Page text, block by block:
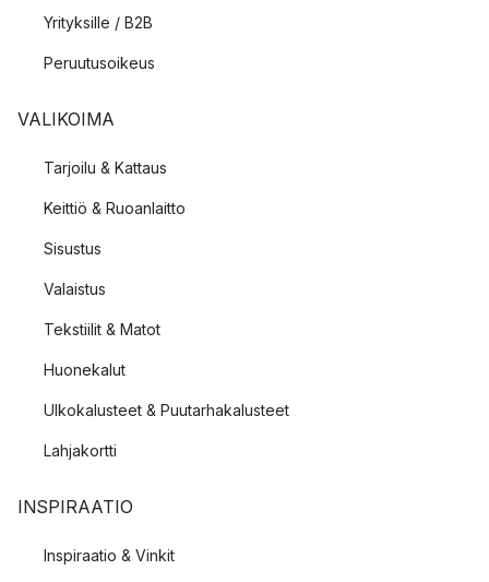
Yrityksille / B2B
Peruutusoikeus
VALIKOIMA
Tarjoilu & Kattaus
Keittiö & Ruoanlaitto
Sisustus
Valaistus
Tekstiilit & Matot
Huonekalut
Ulkokalusteet & Puutarhakalusteet
Lahjakortti
INSPIRAATIO
Inspiraatio & Vinkit